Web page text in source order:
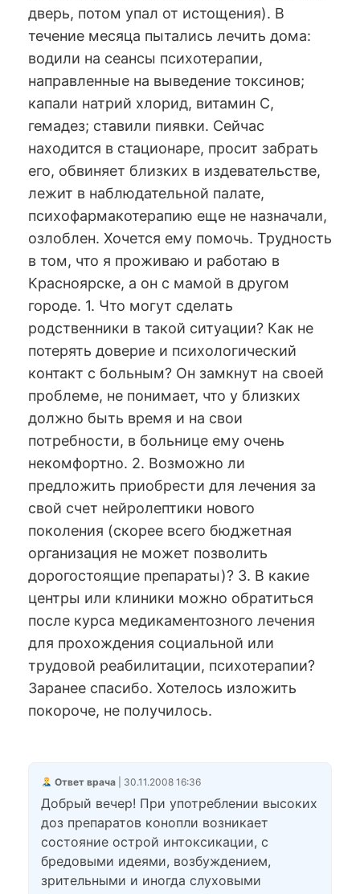
дверь, потом упал от истощения). В
течение месяца пытались лечить дома:
водили на сеансы психотерапии,
направленные на выведение токсинов;
капали натрий хлорид, витамин С,
гемадез; ставили пиявки. Сейчас
находится в стационаре, просит забрать
его, обвиняет близких в издевательстве,
лежит в наблюдательной палате,
психофармакотерапию еще не назначали,
озлоблен. Хочется ему помочь. Трудность
в том, что я проживаю и работаю в
Красноярске, а он с мамой в другом
городе. 1. Что могут сделать
родственники в такой ситуации? Как не
потерять доверие и психологический
контакт с больным? Он замкнут на своей
проблеме, не понимает, что у близких
должно быть время и на свои
потребности, в больнице ему очень
некомфортно. 2. Возможно ли
предложить приобрести для лечения за
свой счет нейролептики нового
поколения (скорее всего бюджетная
организация не может позволить
дорогостоящие препараты)? 3. В какие
центры или клиники можно обратиться
после курса медикаментозного лечения
для прохождения социальной или
трудовой реабилитации, психотерапии?
Заранее спасибо. Хотелось изложить
покороче, не получилось.
Ответ врача| 30.11.2008 16:36
Добрый вечер! При употреблении высоких
доз препаратов конопли возникает
состояние острой интоксикации, с
бредовыми идеями, возбуждением,
зрительными и иногда слуховыми